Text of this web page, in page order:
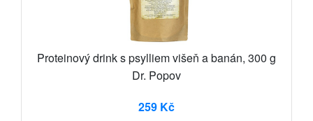
Proteinový drink s psylliem višeň a banán, 300 g
Dr. Popov
259 Kč